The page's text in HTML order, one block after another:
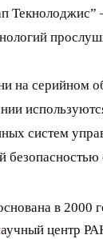
Текнолоджис”
на серийном
систем
в 2000
центр